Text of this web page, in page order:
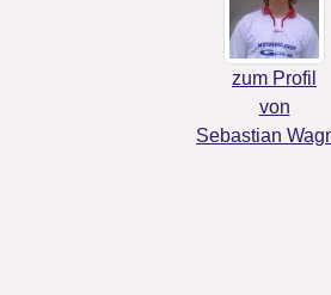
zum Profil
von
Sebastian